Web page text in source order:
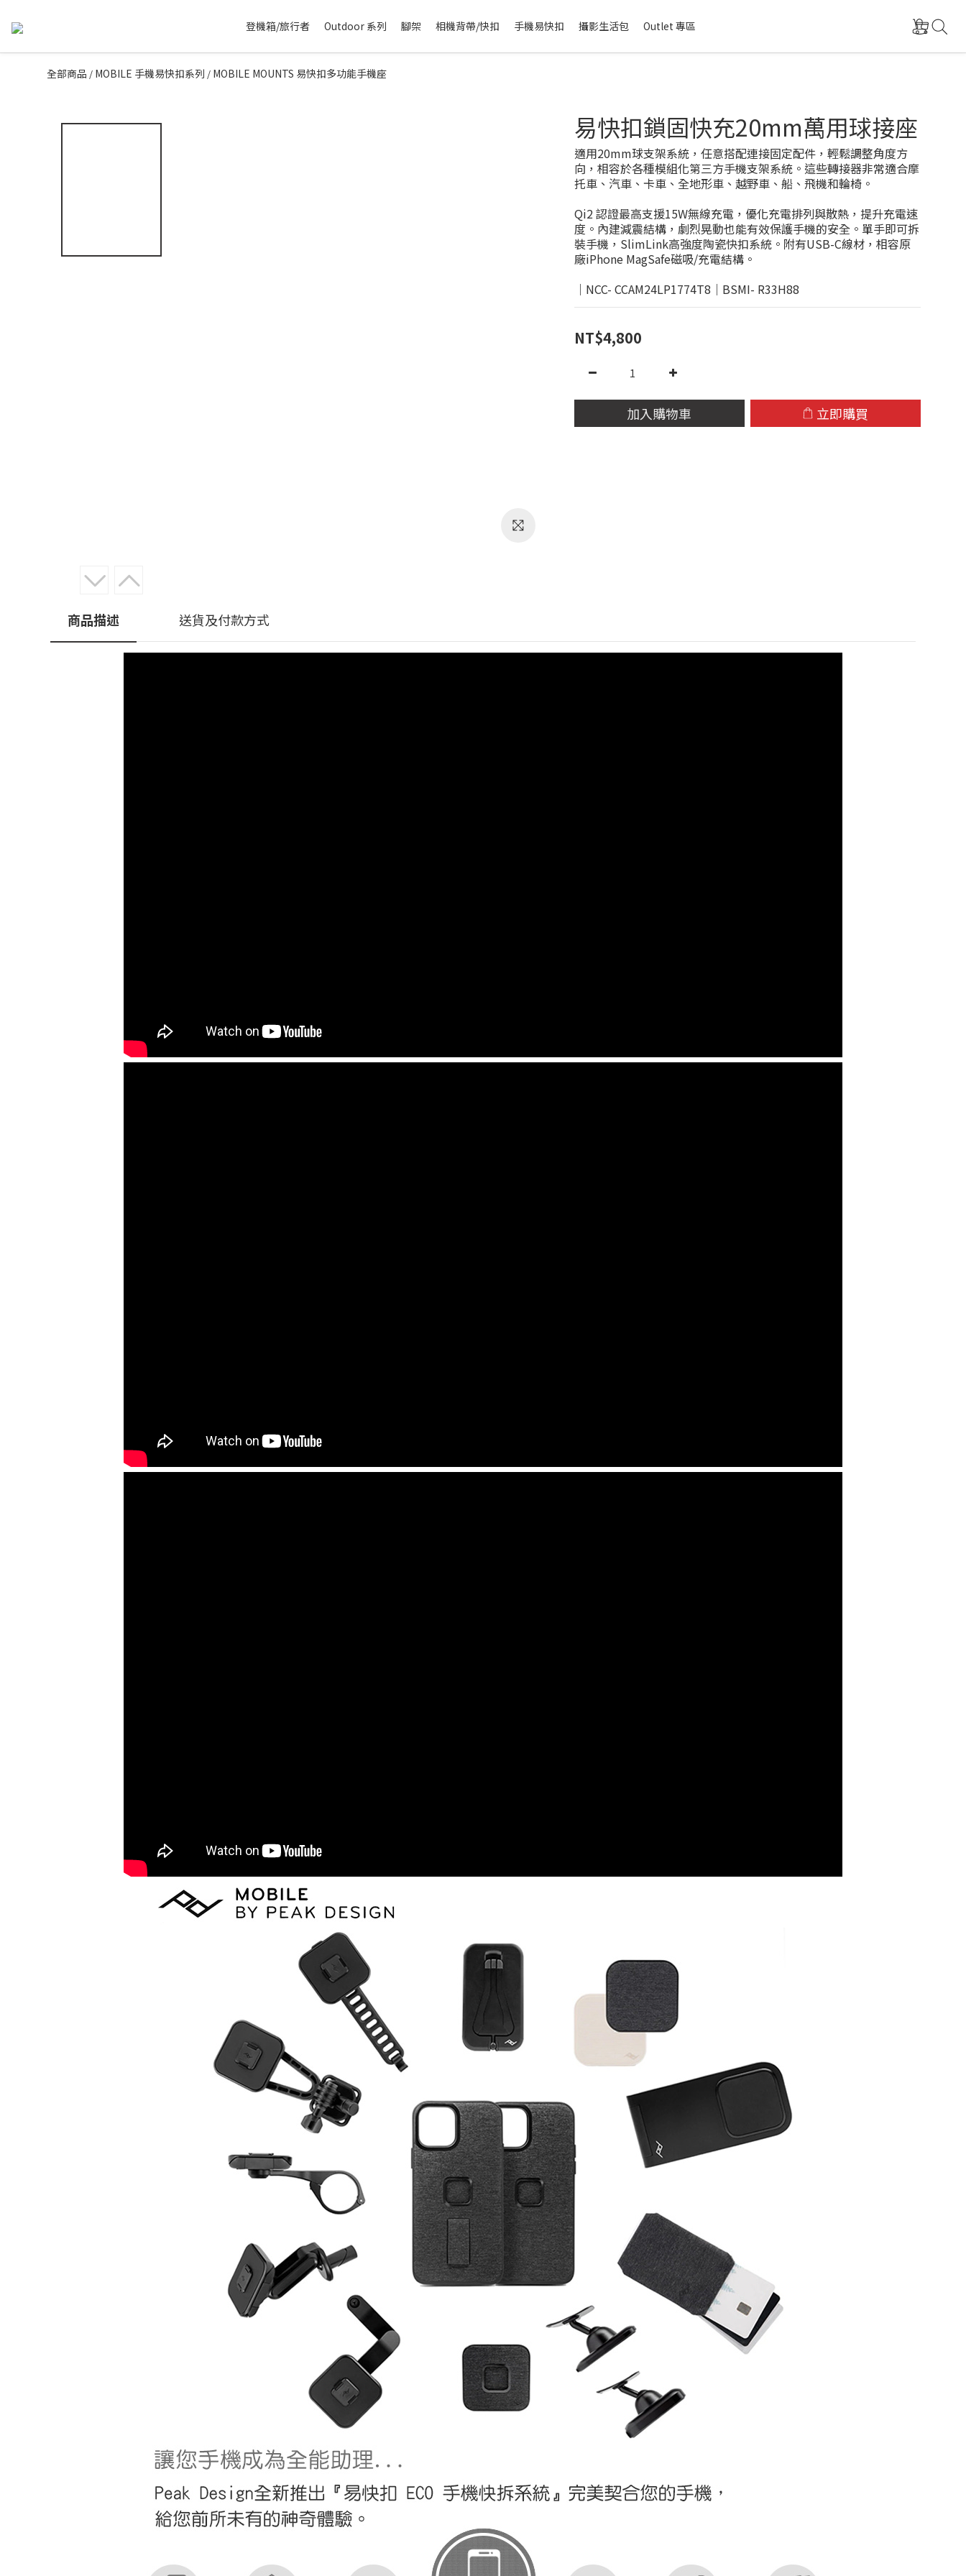
登機箱/旅行者 Outdoor 系列 腳架 相機背帶/快扣 手機易快扣 攝影生活包 Outlet 專區
全部商品 / MOBILE 手機易快扣系列 / MOBILE MOUNTS 易快扣多功能手機座
易快扣鎖固快充20mm萬用球接座
適用20mm球支架系統，任意搭配連接固定配件，輕鬆調整角度方
向，相容於各種模組化第三方手機支架系統。這些轉接器非常適合摩
托車、汽車、卡車、全地形車、越野車、船、飛機和輪椅。
Qi2 認證最高支援15W無線充電，優化充電排列與散熱，提升充電速
度。內建減震結構，劇烈晃動也能有效保護手機的安全。單手即可拆
裝手機，SlimLink高強度陶瓷快扣系統。附有USB-C線材，相容原
廠iPhone MagSafe磁吸/充電結構。
｜NCC- CCAM24LP1774T8｜BSMI- R33H88
NT$4,800
加入購物車 立即購買
商品描述 送貨及付款方式